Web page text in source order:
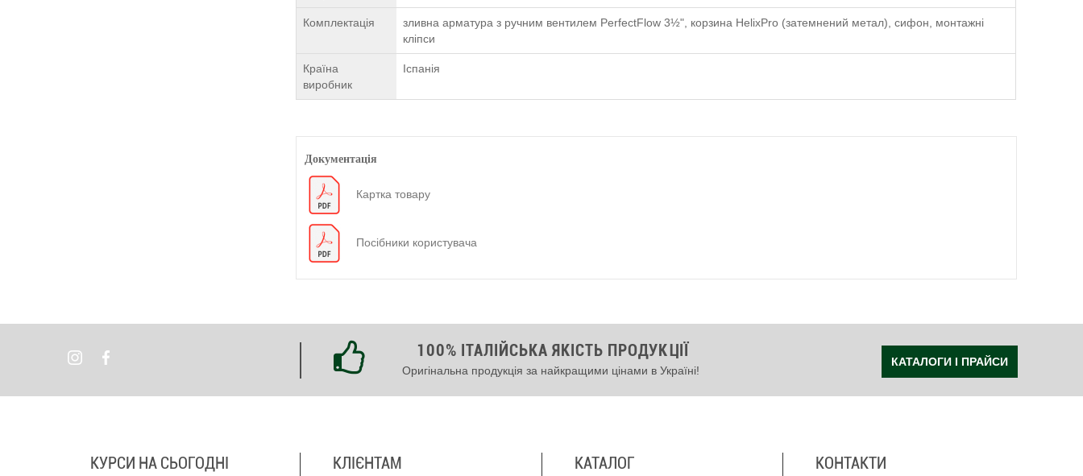
Комплектація
зливна арматура з ручним вентилем PerfectFlow 3½", корзина HelixPro (затемнений метал), сифон, монтажні
кліпси
Країна
виробник
Іспанія
Документація
Картка товару
Посібники користувача
100% ІТАЛІЙСЬКА ЯКІСТЬ ПРОДУКЦІЇ
Оригінальна продукція за найкращими цінами в Україні!
КАТАЛОГИ І ПРАЙСИ
КУРСИ НА СЬОГОДНІ КЛІЄНТАМ КАТАЛОГ КОНТАКТИ